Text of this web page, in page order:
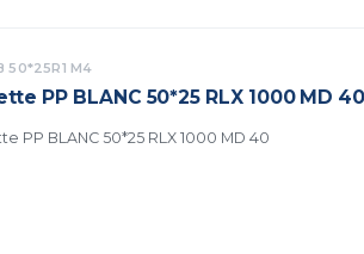
50*25R1 M4
PP BLANC 50*25 RLX 1000 MD 40
PP BLANC 50*25 RLX 1000 MD 40